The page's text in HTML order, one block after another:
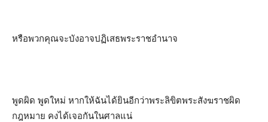
หรือพวกคุณจะบังอาจปฏิเสธพระราชอำนาจ
พูดผิด พูดใหม่ หากให้ฉันได้ยินอีกว่าพระลิขิตพระสังฆราชผิด
กฎหมาย คงได้เจอกันในศาลแน่